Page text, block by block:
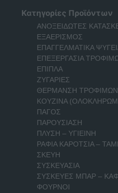
Κατηγορίες Προϊόντων
ΑΝΟΞΕΙΔΩΤΕΣ
ΕΞΑΕΡΙΣΜΟΣ
ΕΠΑΓΓΕΛΜΑΤΙΚΑ
ΕΠΕΞΕΡΓΑΣΙΑ
ΕΠΙΠΛΑ
ΖΥΓΑΡΙΕΣ
ΘΕΡΜΑΝΣΗ ΤΡΟΦΙΜΩΝ
ΚΟΥΖΙΝΑ
ΠΑΓΟΣ
ΠΑΡΟΥΣΙΑΣΗ
ΠΛΥΣΗ – ΥΓΙΕΙΝΗ
ΡΑΦΙΑ ΚΑΡΟΤΣΙΑ –
ΣΚΕΥΗ
ΣΥΣΚΕΥΑΣΙΑ
ΣΥΣΚΕΥΕΣ ΜΠΑΡ –
ΦΟΥΡΝΟΙ